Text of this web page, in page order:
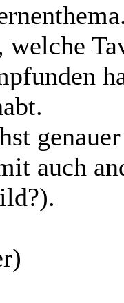
welche
auch